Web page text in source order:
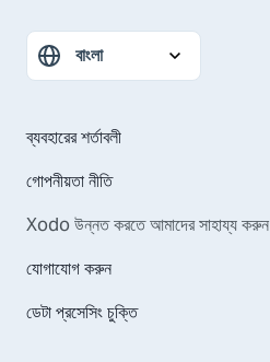
ব্যবহারের শর্তাবলী
গোপনীয়তা নীতি
Xodo উন্নত করতে আমাদের সাহায্য করুন
যোগাযোগ করুন
ডেটা প্রসেসিং চুক্তি